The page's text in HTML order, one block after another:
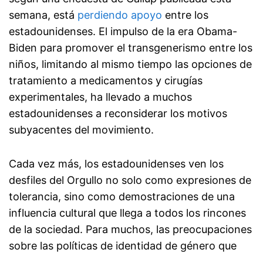
semana, está perdiendo apoyo entre los
estadounidenses. El impulso de la era Obama-
Biden para promover el transgenerismo entre los
niños, limitando al mismo tiempo las opciones de
tratamiento a medicamentos y cirugías
experimentales, ha llevado a muchos
estadounidenses a reconsiderar los motivos
subyacentes del movimiento.
Cada vez más, los estadounidenses ven los
desfiles del Orgullo no solo como expresiones de
tolerancia, sino como demostraciones de una
influencia cultural que llega a todos los rincones
de la sociedad. Para muchos, las preocupaciones
sobre las políticas de identidad de género que